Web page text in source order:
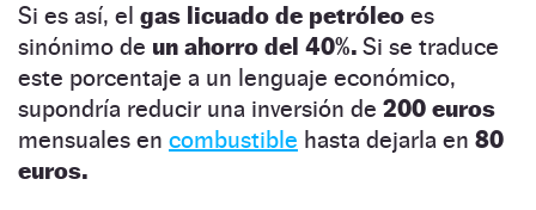
Si es así, el gas licuado de petróleo es
sinónimo de un ahorro del 40%. Si se traduce
este porcentaje a un lenguaje económico,
supondría reducir una inversión de 200 euros
mensuales en combustible hasta dejarla en 80
euros.